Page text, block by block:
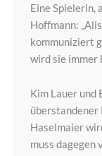
Eine Spielerin,
Hoffmann:
kommuniziert
wird sie immer
Kim Lauer und
überstandener
Haselmaier
muss dagegen